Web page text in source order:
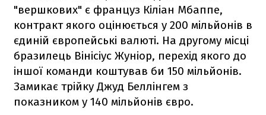
"вершкових" є француз Кіліан Мбаппе,
контракт якого оцінюється у 200 мільйонів в
єдиній європейські валюті. На другому місці
бразилець Вінісіус Жуніор, перехід якого до
іншої команди коштував би 150 мільйонів.
Замикає трійку Джуд Беллінгем з
показником у 140 мільйонів євро.